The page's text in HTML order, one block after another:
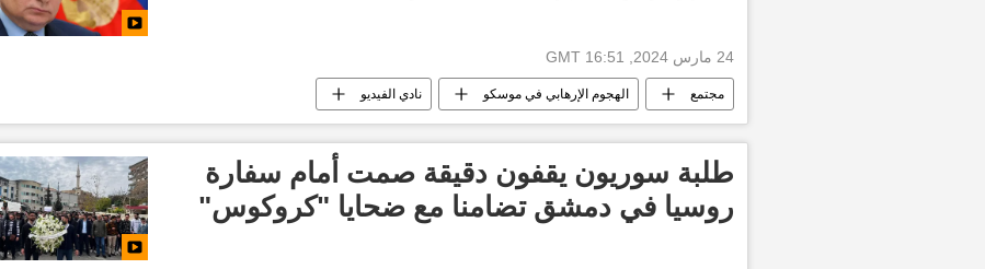
24 مارس 2024, 16:51 GMT
مجتمع الهجوم الإرهابي في موسكو نادي الفيديو
طلبة سوريون يقفون دقيقة صمت أمام سفارة
روسيا في دمشق تضامنا مع ضحايا "كروكوس"